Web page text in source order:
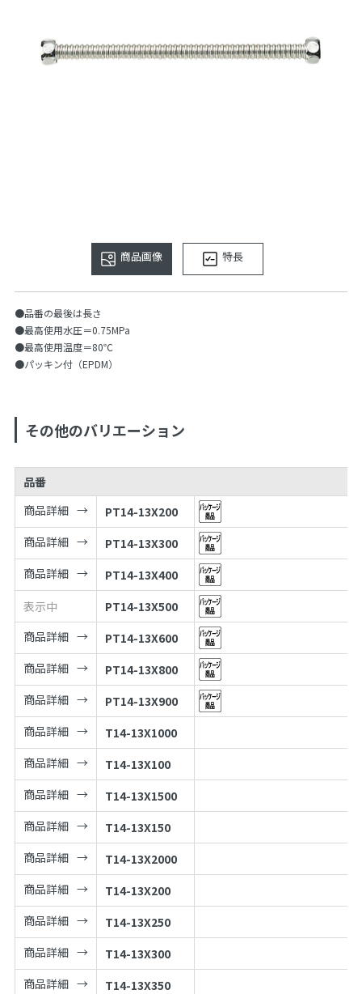
商品画像 特長
●品番の最後は長さ
●最高使用水圧＝0.75MPa
●最高使用温度＝80℃
●パッキン付（EPDM）
その他のバリエーション
品番
商品詳細
PT14-13X200
商品詳細
PT14-13X300
商品詳細
PT14-13X400
表示中
PT14-13X500
商品詳細
PT14-13X600
商品詳細
PT14-13X800
商品詳細
PT14-13X900
商品詳細
T14-13X1000
商品詳細
T14-13X100
商品詳細
T14-13X1500
商品詳細
T14-13X150
商品詳細
T14-13X2000
商品詳細
T14-13X200
商品詳細
T14-13X250
商品詳細
T14-13X300
商品詳細
T14-13X350